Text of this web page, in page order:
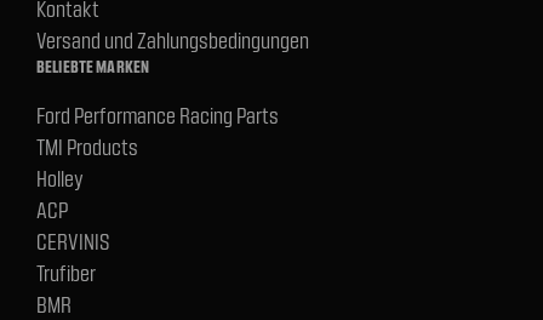
Kontakt
Versand und Zahlungsbedingungen
BELIEBTE MARKEN
Ford Performance Racing Parts
TMI Products
Holley
ACP
CERVINIS
Trufiber
BMR